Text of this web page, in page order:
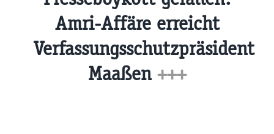
Amri-Affäre erreicht
Verfassungsschutzpräsident
Maaßen +++